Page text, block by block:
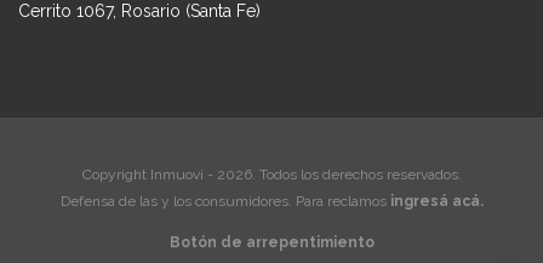
Cerrito 1067, Rosario (Santa Fe)
Copyright Inmuovi - 2026. Todos los derechos reservados.
Defensa de las y los consumidores. Para reclamos ingresá acá.
Botón de arrepentimiento